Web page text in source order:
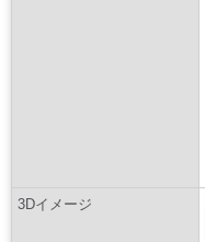
3Dイメージ